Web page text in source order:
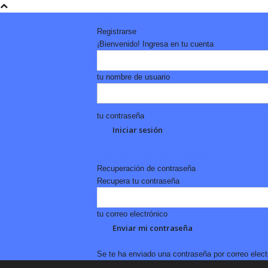
Registrarse
¡Bienvenido! Ingresa en tu cuenta
tu nombre de usuario
tu contraseña
Recuperación de contraseña
Recupera tu contraseña
tu correo electrónico
Se te ha enviado una contraseña por correo